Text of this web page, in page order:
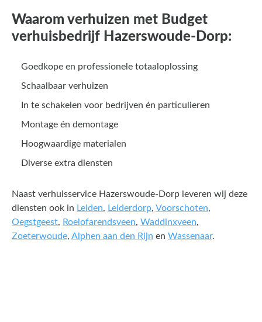
Waarom verhuizen met Budget
verhuisbedrijf Hazerswoude-Dorp:
Goedkope en professionele totaaloplossing
Schaalbaar verhuizen
In te schakelen voor bedrijven én particulieren
Montage én demontage
Hoogwaardige materialen
Diverse extra diensten
Naast verhuisservice Hazerswoude-Dorp leveren wij deze
diensten ook in Leiden, Leiderdorp, Voorschoten,
Oegstgeest, Roelofarendsveen, Waddinxveen,
Zoeterwoude, Alphen aan den Rijn en Wassenaar.